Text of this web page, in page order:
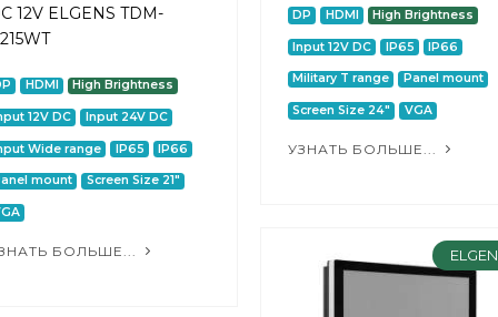
DP HDMI High Brightness
Input 12V DC IP65 IP66
Military T range Panel mount
Screen Size 24" VGA
УЗНАТЬ БОЛЬШЕ...
12V ELGENS TDM-
HDMI High Brightness
12V DC Input 24V DC
Wide range IP65 IP66
mount Screen Size 21"
БОЛЬШЕ...